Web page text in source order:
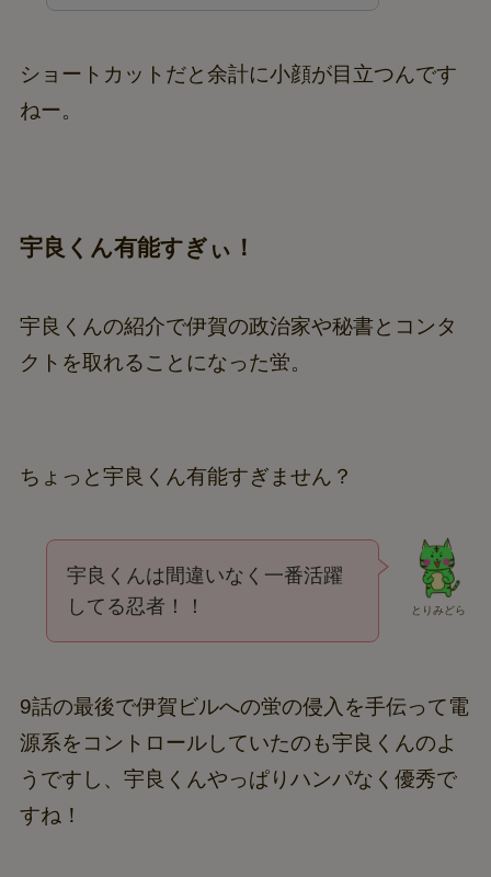
ショートカットだと余計に小顔が目立つんです
ねー。
宇良くん有能すぎぃ！
宇良くんの紹介で伊賀の政治家や秘書とコンタ
クトを取れることになった蛍。
ちょっと宇良くん有能すぎません？
とりみどら
宇良くんは間違いなく一番活躍
してる忍者！！
9話の最後で伊賀ビルへの蛍の侵入を手伝って電
源系をコントロールしていたのも宇良くんのよ
うですし、宇良くんやっぱりハンパなく優秀で
すね！